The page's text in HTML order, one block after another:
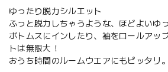
ゆったり脱力シルエット
ふっと脱力しちゃうような、ほどよいゆ
ボトムスにインしたり、袖をロールアッ
トは無限大！
おうち時間のルームウエアにもピッタリ。